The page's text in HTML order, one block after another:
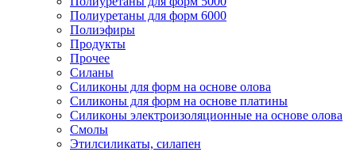
Полиуретаны для форм 6000
Полиэфиры
Продукты
Прочее
Силаны
Силиконы для форм на основе олова
Силиконы для форм на основе платины
Силиконы электроизоляционные на основе олова
Смолы
Этилсиликаты, силапен